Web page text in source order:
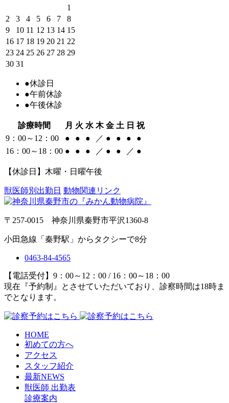
1
2
3 4 5 6 7
8
9
10 11 12 13 14 15
16 17 18 19 20 21 22
23 24 25 26 27 28 29
30 31
●休診日
●午前休診
●午後休診
診療時間 月 火 水 木 金 土 日 祝
9：00～12：00
● ● ● ／ ● ● ●
●
16：00～18：00 ● ● ● ／ ● ● ／ ●
【休診日】木曜・日曜午後
獣医師別出勤日 動物関連リンク
〒257-0015 神奈川県秦野市平沢1360-8
小田急線「秦野駅」からタクシーで8分
0463-84-4565
【電話受付】9：00～12：00 / 16：00～18：00
現在『予約制』とさせていただいており、診察時間は18時ま
でとなります。
HOME
初めての方へ
アクセス
スタッフ紹介
最新NEWS
獣医師 出勤表
診療案内